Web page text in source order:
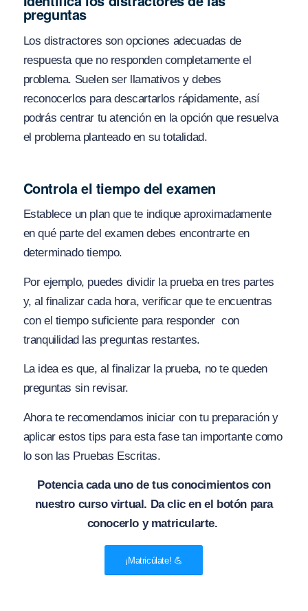
preguntas
Los distractores son opciones adecuadas de
respuesta que no responden completamente el
problema. Suelen ser llamativos y debes
reconocerlos para descartarlos rápidamente, así
podrás centrar tu atención en la opción que resuelva
el problema planteado en su totalidad.
Controla el tiempo del examen
Establece un plan que te indique aproximadamente
en qué parte del examen debes encontrarte en
determinado tiempo.
Por ejemplo, puedes dividir la prueba en tres partes
y, al finalizar cada hora, verificar que te encuentras
con el tiempo suficiente para responder con
tranquilidad las preguntas restantes.
La idea es que, al finalizar la prueba, no te queden
preguntas sin revisar.
Ahora te recomendamos iniciar con tu preparación y
aplicar estos tips para esta fase tan importante como
lo son las Pruebas Escritas.
Potencia cada uno de tus conocimientos con
nuestro curso virtual. Da clic en el botón para
conocerlo y matricularte.
¡Matricúlate! 💪